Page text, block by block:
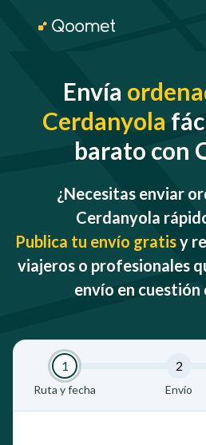
Envía
Cerdanyola
barato con
¿Necesitas enviar
Cerdanyola
Publica tu envío gratisy
viajeros o profesionales
envío en cuestión
1
Ruta y fecha
2
Envío